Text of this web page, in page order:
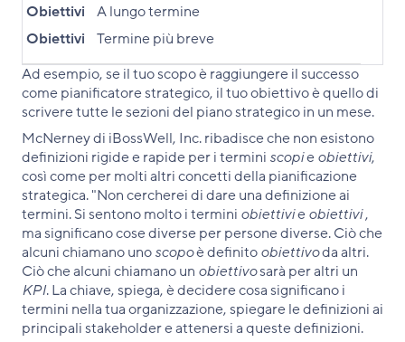
Obiettivi
A lungo termine
Obiettivi
Termine più breve
Ad esempio, se il tuo scopo è raggiungere il successo
come pianificatore strategico, il tuo obiettivo è quello di
scrivere tutte le sezioni del piano strategico in un mese.
McNerney di iBossWell, Inc. ribadisce che non esistono
definizioni rigide e rapide per i termini scopieobiettivi,
così come per molti altri concetti della pianificazione
strategica. "Non cercherei di dare una definizione ai
termini. Si sentono molto i termini obiettivieobiettivi,
ma significano cose diverse per persone diverse. Ciò che
alcuni chiamano unoscopoè definitoobiettivoda altri.
Ciò che alcuni chiamano un obiettivosarà per altri un
KPI. La chiave, spiega, è decidere cosa significano i
termini nella tua organizzazione, spiegare le definizioni ai
principali stakeholder e attenersi a queste definizioni.